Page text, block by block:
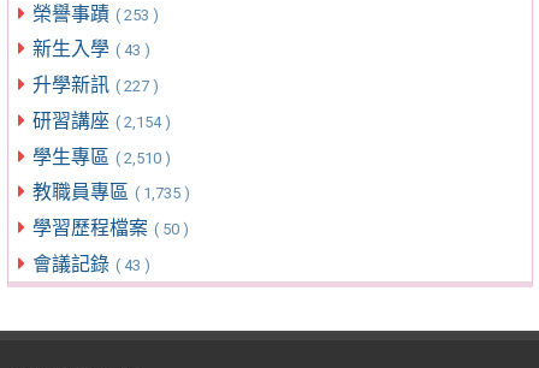
榮譽事蹟 ( 253 )
新生入學 ( 43 )
升學新訊 ( 227 )
研習講座 ( 2,154 )
學生專區 ( 2,510 )
教職員專區 ( 1,735 )
學習歷程檔案 ( 50 )
會議記錄 ( 43 )